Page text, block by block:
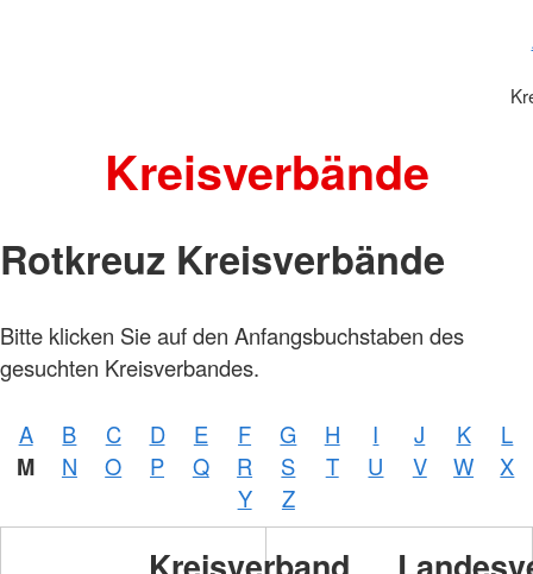
Kreisverbände
Rotkreuz Kreisverbände
Bitte klicken Sie auf den Anfangsbuchstaben des
gesuchten Kreisverbandes.
A B C D E F G H I J K L
M N O P Q R S T U V W
X
Y
Z